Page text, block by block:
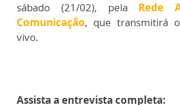
sábado (21/02), pela Rede
Comunicação, que transmitirá
vivo.
Assista a entrevista completa: